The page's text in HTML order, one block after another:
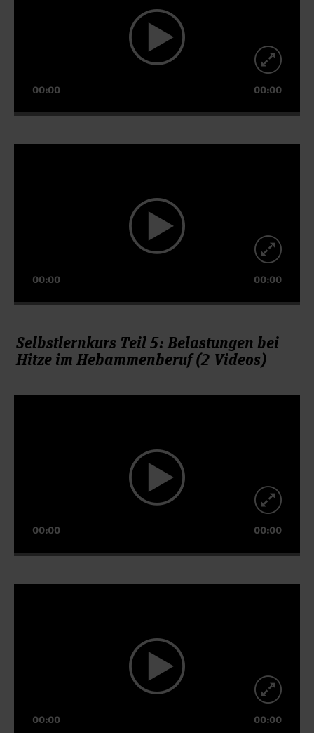
00:00 00:00
00:00 00:00
Selbstlernkurs Teil 5: Belastungen bei
Hitze im Hebammenberuf (2 Videos)
00:00 00:00
00:00 00:00